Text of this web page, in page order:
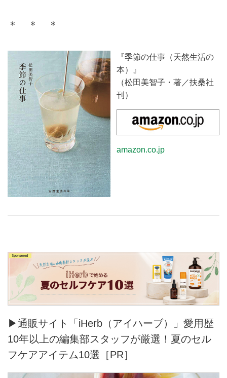
＊ ＊ ＊
『季節の仕事（天然生活の
本）』
（松田美智子・著／扶桑社
刊）
amazon.co.jp
▶通販サイト「iHerb（アイハーブ）」愛用歴
10年以上の編集部スタッフが厳選！夏のセル
フケアアイテム10選［PR］